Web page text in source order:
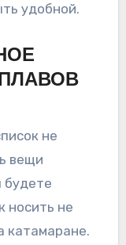
удобной.
не
вещи
будете
носить не
катамаране.